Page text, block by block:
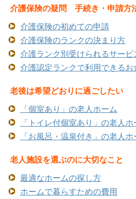
介護保険の疑問 手続き・申請方
介護保険の初めての申請
介護保険のランクの決まり方
介護ランク別受けられるサービ
介護認定ランクで利用できるお
老後は希望どおりに過ごしたい
「個室あり」の老人ホーム
「トイレ付個室あり」の老人ホ
「お風呂・温泉付き」の老人ホ
老人施設を選ぶのに大切なこと
最適なホームの探し方
ホームで暮らすための費用